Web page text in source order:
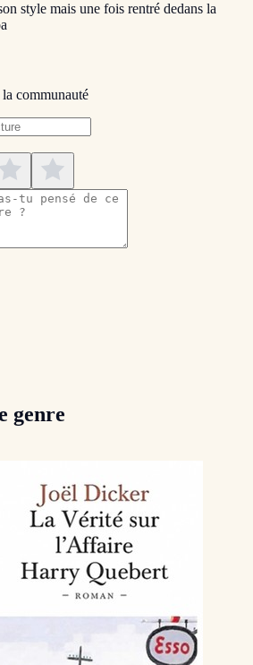
style mais une fois rentré dedans la
communauté
genre